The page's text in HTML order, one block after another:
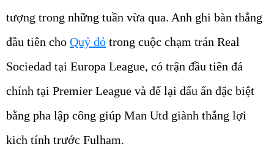
tượng trong những tuần vừa qua. Anh ghi bàn thắng
đầu tiên cho Quỷ đỏ trong cuộc chạm trán Real
Sociedad tại Europa League, có trận đầu tiên đá
chính tại Premier League và để lại dấu ấn đặc biệt
bằng pha lập công giúp Man Utd giành thắng lợi
kịch tính trước Fulham.